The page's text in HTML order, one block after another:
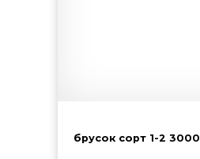
брусок сорт 1-2 3000